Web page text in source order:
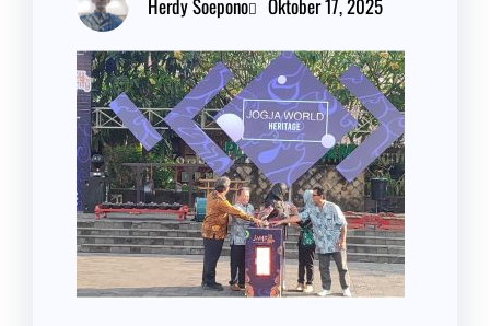
Herdy Soepono Oktober 17, 2025